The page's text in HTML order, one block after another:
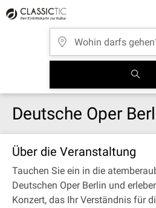
Deutsche Oper
Über die Veranstaltung
Tauchen Sie ein in die
Deutschen Oper Berlin und
Konzert, das Ihr Verständnis für